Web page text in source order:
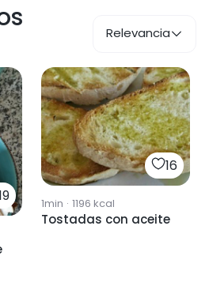
Relevancia
16
1min · 1196 kcal
Tostadas con aceite